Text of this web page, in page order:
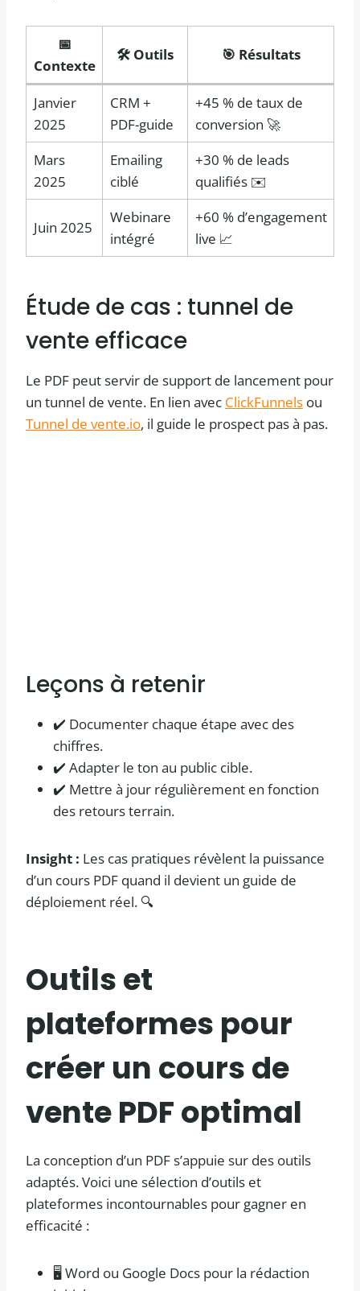
📅
Contexte
🛠️ Outils 🎯 Résultats
Janvier
2025
CRM +
PDF-guide
+45 % de taux de
conversion 🚀
Mars
2025
Emailing
ciblé
+30 % de leads
qualifiés ✉️
Juin 2025
Webinare
intégré
+60 % d’engagement
live 📈
Étude de cas : tunnel de
vente efficace
Le PDF peut servir de support de lancement pour
un tunnel de vente. En lien avec ClickFunnels ou
Tunnel de vente.io, il guide le prospect pas à pas.
Leçons à retenir
✔️ Documenter chaque étape avec des
chiffres.
✔️ Adapter le ton au public cible.
✔️ Mettre à jour régulièrement en fonction
des retours terrain.
Insight : Les cas pratiques révèlent la puissance
d’un cours PDF quand il devient un guide de
déploiement réel. 🔍
Outils et
plateformes pour
créer un cours de
vente PDF optimal
La conception d’un PDF s’appuie sur des outils
adaptés. Voici une sélection d’outils et
plateformes incontournables pour gagner en
efficacité :
🖥️ Word ou Google Docs pour la rédaction